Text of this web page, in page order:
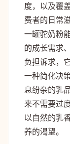
度，以及覆
费者的日常
一罐驼奶粉
的成长需求
负担诉求，
一种简化决
息纷杂的乳
来不需要过
以自然的乳
养的渴望。